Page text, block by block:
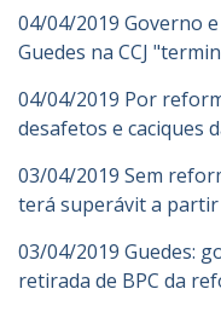
04/04/2019 Governo
Guedes na CCJ
04/04/2019 Por
desafetos e caciques
03/04/2019 Sem
terá superávit a partir
03/04/2019 Guedes:
retirada de BPC da